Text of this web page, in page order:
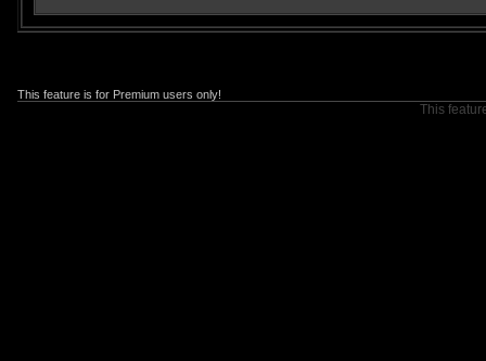
This feature is for Premium users only!
This